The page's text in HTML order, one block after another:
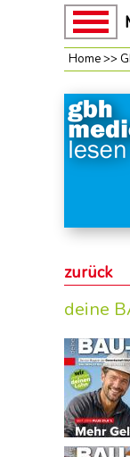
RUNTER
Home>>
zurück
deine